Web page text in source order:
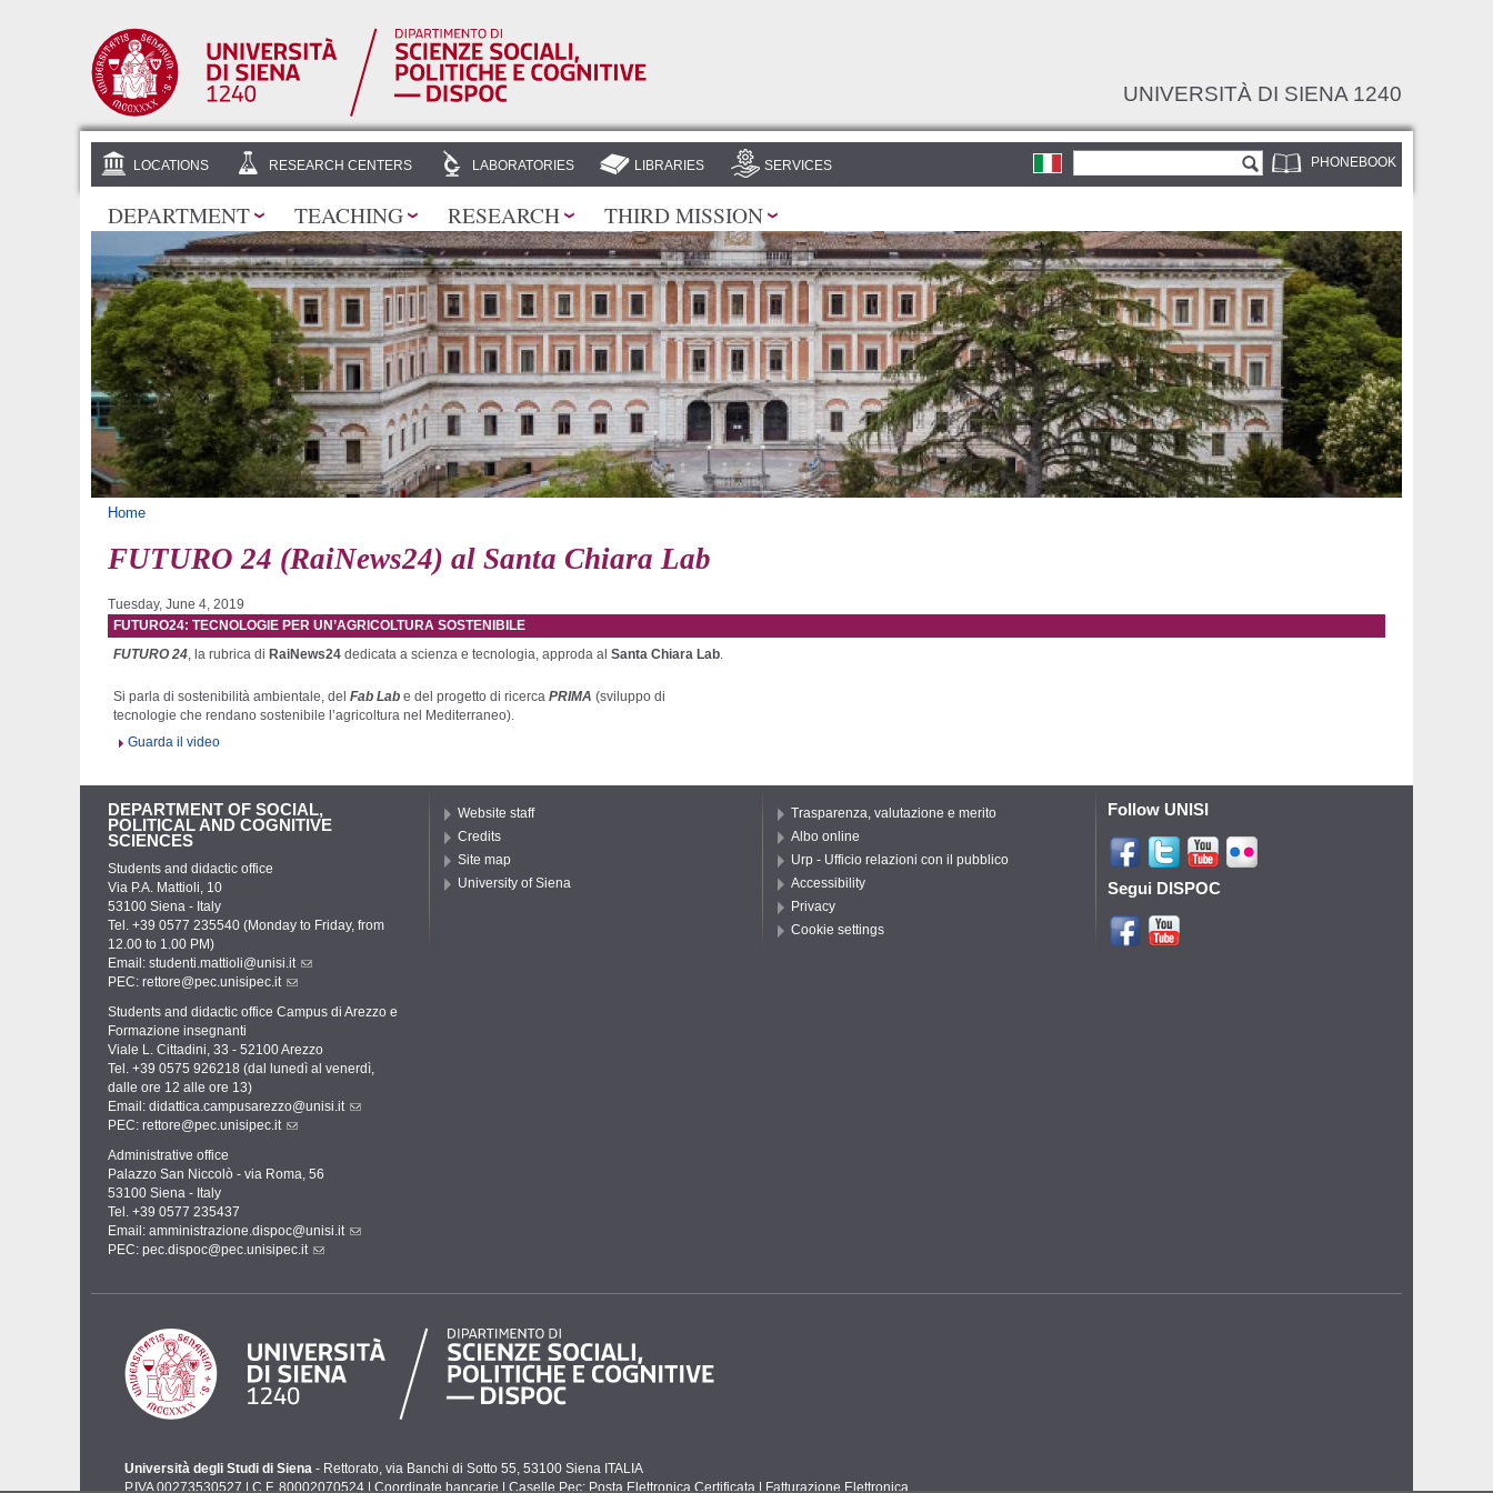
UNIVERSITÀ DI SIENA 1240
PHONEBOOK
LOCATIONS RESEARCH CENTERS LABORATORIES LIBRARIES SERVICES
DEPARTMENT TEACHING RESEARCH THIRD MISSION
You are here
Home
FUTURO 24 (RaiNews24) al Santa Chiara Lab
Tuesday, June 4, 2019
FUTURO24: TECNOLOGIE PER UN’AGRICOLTURA SOSTENIBILE
FUTURO 24 , la rubrica di RaiNews24 dedicata a scienza e tecnologia, approda al Santa Chiara Lab
Si parla di sostenibilità ambientale, del Fab Lab e del progetto di ricerca PRIMA (sviluppo di
tecnologie che rendano sostenibile l’agricoltura nel Mediterraneo).
Guarda il video
DEPARTMENT OF SOCIAL,
POLITICAL AND COGNITIVE
SCIENCES
Students and didactic office
Via P.A. Mattioli, 10
53100 Siena - Italy
Tel. +39 0577 235540 (Monday to Friday, from
12.00 to 1.00 PM)
Email: studenti.mattioli@unisi.it
PEC: rettore@pec.unisipec.it
Students and didactic office Campus di Arezzo e
Formazione insegnanti
Viale L. Cittadini, 33 - 52100 Arezzo
Tel. +39 0575 926218 (dal lunedì al venerdì,
dalle ore 12 alle ore 13)
Email: didattica.campusarezzo@unisi.it
PEC: rettore@pec.unisipec.it
Administrative office
Palazzo San Niccolò - via Roma, 56
53100 Siena - Italy
Tel. +39 0577 235437
Email: amministrazione.dispoc@unisi.it
PEC: pec.dispoc@pec.unisipec.it
Website staff
Credits
Site map
University of Siena
Trasparenza, valutazione e merito
Albo online
Urp - Ufficio relazioni con il pubblico
Accessibility
Privacy
Cookie settings
Follow UNISI
Segui DISPOC
Università degli Studi di Siena - Rettorato, via Banchi di Sotto 55, 53100 Siena ITALIA
P.IVA 00273530527 | C.F. 80002070524 | Coordinate bancarie | Caselle Pec: Posta Elettronica Certificata | Fatturazione Elettronica